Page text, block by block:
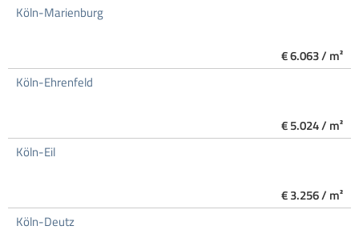
Köln-Marienburg
€ 6.063 / m²
Köln-Ehrenfeld
€ 5.024 / m²
Köln-Eil
€ 3.256 / m²
Köln-Deutz